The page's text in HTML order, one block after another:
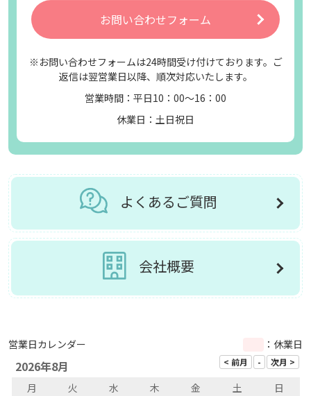
お問い合わせフォーム
※お問い合わせフォームは24時間受け付けております。ご
返信は翌営業日以降、順次対応いたします。
営業時間：平日10：00～16：00
休業日：土日祝日
よくあるご質問
会社概要
営業日カレンダー ：休業日
2026年8月
月 火 水 木 金 土
日